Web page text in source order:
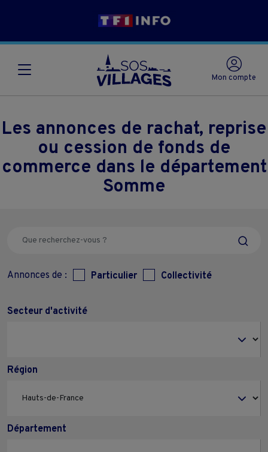
Mon compte
Les annonces de rachat, reprise
ou cession de fonds de
commerce dans le département
Somme
Annonces de : Particulier Collectivité
Secteur d'activité
Région
Département